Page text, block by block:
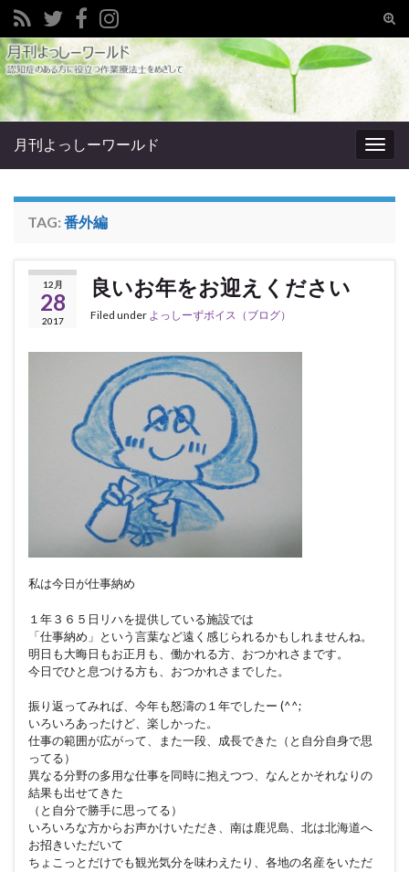
Search for:
月刊よっしーワールド
TAG: 番外編
12月
28
2017
良いお年をお迎えください
Filed under よっしーずボイス（ブログ）
私は今日が仕事納め
１年３６５日リハを提供している施設では
「仕事納め」という言葉など遠く感じられるかもしれませんね。
明日も大晦日もお正月も、働かれる方、おつかれさまです。
今日でひと息つける方も、おつかれさまでした。
振り返ってみれば、今年も怒濤の１年でしたー (^^;
いろいろあったけど、楽しかった。
仕事の範囲が広がって、また一段、成長できた（と自分自身で思
ってる）
異なる分野の多用な仕事を同時に抱えつつ、なんとかそれなりの
結果も出せてきた
（と自分で勝手に思ってる）
いろいろな方からお声かけいただき、南は鹿児島、北は北海道へ
お招きいただいて
ちょこっとだけでも観光気分を味わえたり、各地の名産をいただ